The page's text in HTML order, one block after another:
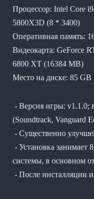
Процессор: Intel Core
5800X3D (8 * 3400)
Оперативная память:
Видеокарта: GeForce
6800 XT (16384 MB)
Место на диске: 85 GB
- Версия игры: v1.1.0;
(Soundtrack, Vanguard
- Существенно
- Установка занимает
системы, в основном
- После инсталляции